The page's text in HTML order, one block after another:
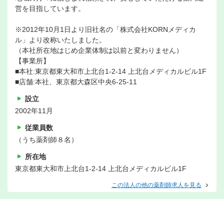
営を目指しています。
※2012年10月1日より旧社名の「株式会社KORNメディカ
ル」より改称いたしました。
（本社所在地はじめ企業体制は以前と変わりません）
【事業所】
■本社:東京都東大和市上北台1-2-14 上北台メディカルビル1F
■店舗:本社、東京都大森区中央6-25-11
設立
2002年11月
従業員数
（うち薬剤師８名）
所在地
東京都東大和市上北台1-2-14 上北台メディカルビル1F
この法人の他の薬剤師求人を見る